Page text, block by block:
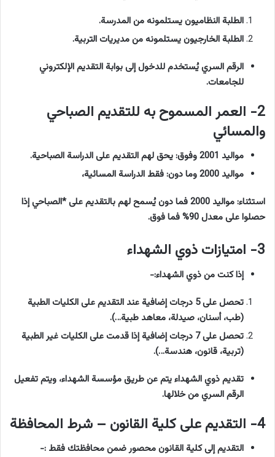
الطلبة النظاميون يستلمونه من المدرسة.
الطلبة الخارجيون يستلمونه من مديريات التربية.
الرقم السري يُستخدم للدخول إلى بوابة التقديم الإلكتروني
للجامعات.
2- العمر المسموح به للتقديم الصباحي
والمسائي
مواليد 2001 وفوق: يحق لهم التقديم على الدراسة الصباحية.
مواليد 2000 وما دون: فقط الدراسة المسائية،
استثناء: مواليد 2000 فما دون يُسمح لهم بالتقديم على *الصباحي إذا
حصلوا على معدل 90% فما فوق.
3- امتيازات ذوي الشهداء
إذا كنت من ذوي الشهداء:-
تحصل على 5 درجات إضافية عند التقديم على الكليات الطبية
(طب، أسنان، صيدلة، معاهد طبية…).
تحصل على 7 درجات إضافية إذا قدمت على الكليات غير الطبية
(تربية، قانون، هندسة…).
تقديم ذوي الشهداء يتم عن طريق مؤسسة الشهداء، ويتم تفعيل
الرقم السري من خلالها.
4- التقديم على كلية القانون – شرط المحافظة
التقديم إلى كلية القانون محصور ضمن محافظتك فقط :-